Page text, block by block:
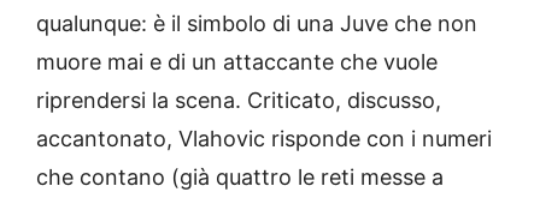
qualunque: è il simbolo di una Juve che non
muore mai e di un attaccante che vuole
riprendersi la scena. Criticato, discusso,
accantonato, Vlahovic risponde con i numeri
che contano (già quattro le reti messe a